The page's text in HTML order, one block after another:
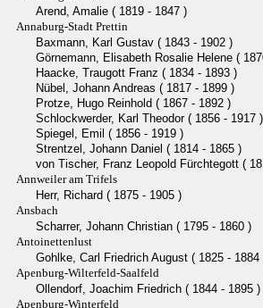
Arend, Amalie ( 1819 - 1847 )
Annaburg-Stadt Prettin
Baxmann, Karl Gustav ( 1843 - 1902 )
Görnemann, Elisabeth Rosalie Helene (
Haacke, Traugott Franz ( 1834 - 1893 )
Nübel, Johann Andreas ( 1817 - 1899 )
Protze, Hugo Reinhold ( 1867 - 1892 )
Schlockwerder, Karl Theodor ( 1856 - 1917 )
Spiegel, Emil ( 1856 - 1919 )
Strentzel, Johann Daniel ( 1814 - 1865 )
von Tischer, Franz Leopold Fürchtegott (
Annweiler am Trifels
Herr, Richard ( 1875 - 1905 )
Ansbach
Scharrer, Johann Christian ( 1795 - 1860 )
Antoinettenlust
Gohlke, Carl Friedrich August ( 1825 - 1884
Apenburg-Wilterfeld-Saalfeld
Ollendorf, Joachim Friedrich ( 1844 - 1895 )
Apenburg-Winterfeld